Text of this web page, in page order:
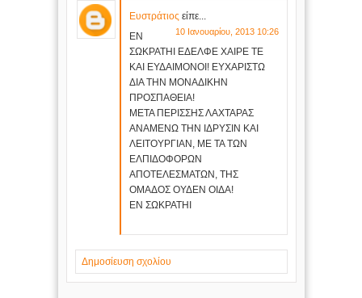
Ευστράτιος είπε...
10 Ιανουαρίου, 2013 10:26
ΕΝ
ΣΩΚΡΑΤΗΙ ΕΔΕΛΦΕ ΧΑΙΡΕ ΤΕ
ΚΑΙ ΕΥΔΑΙΜΟΝΟΙ! ΕΥΧΑΡΙΣΤΩ
ΔΙΑ ΤΗΝ ΜΟΝΑΔΙΚΗΝ
ΠΡΟΣΠΑΘΕΙΑ!
ΜΕΤΑ ΠΕΡΙΣΣΗΣ ΛΑΧΤΑΡΑΣ
ΑΝΑΜΕΝΩ ΤΗΝ ΙΔΡΥΣΙΝ ΚΑΙ
ΛΕΙΤΟΥΡΓΙΑΝ, ΜΕ ΤΑ ΤΩΝ
ΕΛΠΙΔΟΦΟΡΩΝ
ΑΠΟΤΕΛΕΣΜΑΤΩΝ, ΤΗΣ
ΟΜΑΔΟΣ ΟΥΔΕΝ ΟΙΔΑ!
ΕΝ ΣΩΚΡΑΤΗΙ
Δημοσίευση σχολίου